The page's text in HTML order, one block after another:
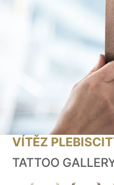
VÍTĚZ
TATTOO